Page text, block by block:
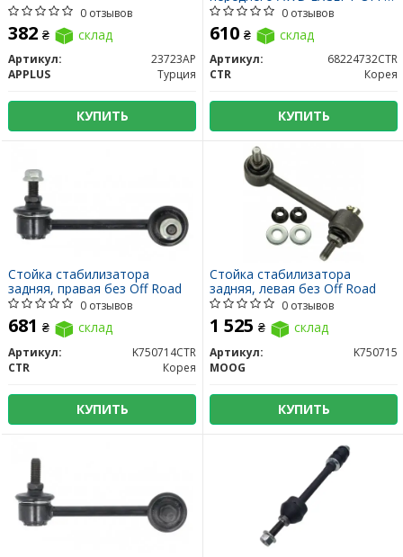
0 отзывов
382 ₴ склад
Артикул:
23723AP
APPLUS
Турция
КУПИТЬ
ROAD
0 отзывов
610 ₴ склад
Артикул:
68224732CTR
CTR
Корея
КУПИТЬ
Стойка стабилизатора
задняя, ​​правая без Off Road
0 отзывов
681 ₴ склад
Артикул:
K750714CTR
CTR
Корея
КУПИТЬ
Стойка стабилизатора
задняя, ​​левая без Off Road
0 отзывов
1 525 ₴ склад
Артикул:
K750715
MOOG
КУПИТЬ